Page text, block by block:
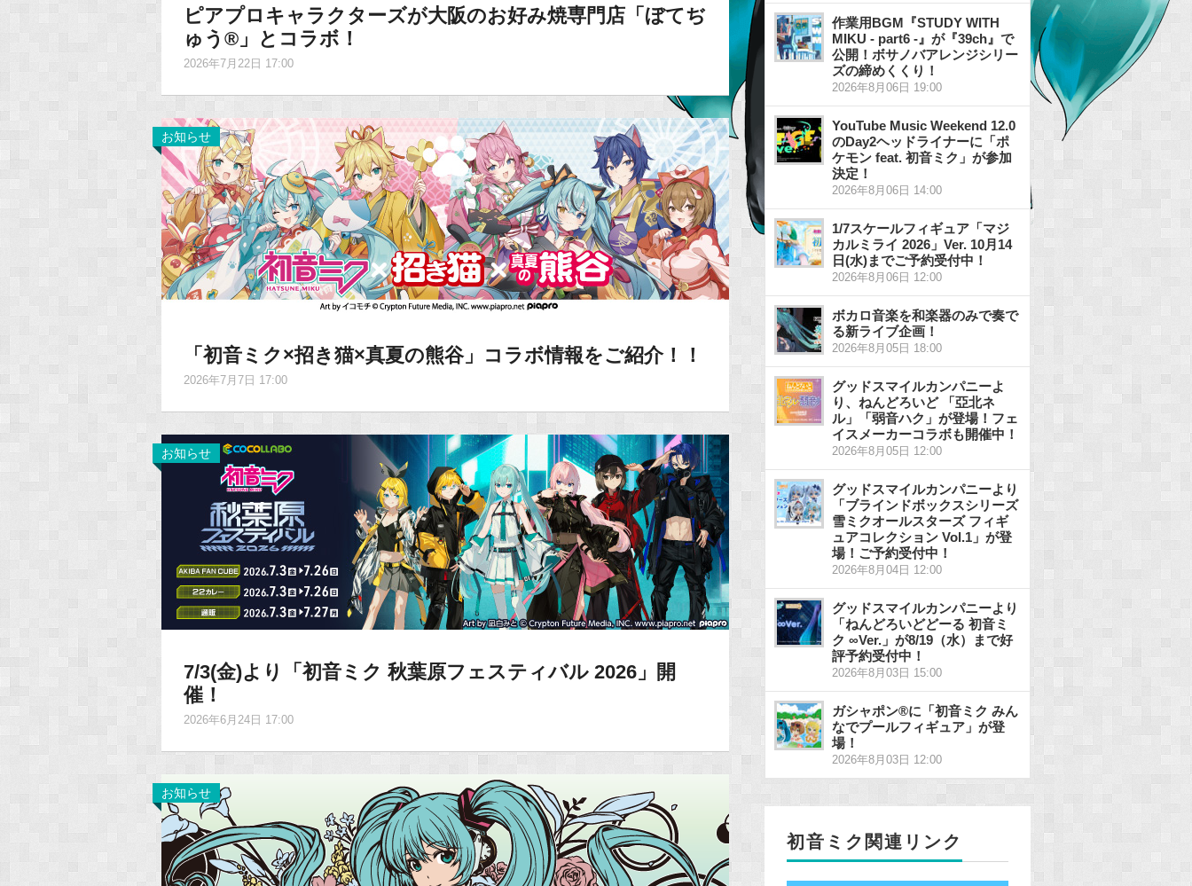
ピアプロキャラクターズが大阪のお好み焼専門店「ぼてぢ
ゅう®」とコラボ！
2026年7月22日 17:00
お知らせ
「初音ミク×招き猫×真夏の熊谷」コラボ情報をご紹介！！
2026年7月7日 17:00
お知らせ
7/3(金)より「初音ミク 秋葉原フェスティバル 2026」開
催！
2026年6月24日 17:00
お知らせ
作業用BGM『STUDY WITH
MIKU - part6 -』が『39ch』で
公開！ボサノバアレンジシリー
ズの締めくくり！
2026年8月06日 19:00
YouTube Music Weekend 12.0
のDay2ヘッドライナーに「ポ
ケモン feat. 初音ミク」が参加
決定！
2026年8月06日 14:00
1/7スケールフィギュア「マジ
カルミライ 2026」Ver. 10月14
日(水)までご予約受付中！
2026年8月06日 12:00
ボカロ音楽を和楽器のみで奏で
る新ライブ企画！
2026年8月05日 18:00
グッドスマイルカンパニーよ
り、ねんどろいど 「亞北ネ
ル」「弱音ハク」が登場！フェ
イスメーカーコラボも開催中！
2026年8月05日 12:00
グッドスマイルカンパニーより
「ブラインドボックスシリーズ
雪ミクオールスターズ フィギ
ュアコレクション Vol.1」が登
場！ご予約受付中！
2026年8月04日 12:00
グッドスマイルカンパニーより
「ねんどろいどどーる 初音ミ
ク ∞Ver.」が8/19（水）まで好
評予約受付中！
2026年8月03日 15:00
ガシャポン®に「初音ミク みん
なでプールフィギュア」が登
場！
2026年8月03日 12:00
初音ミク関連リンク